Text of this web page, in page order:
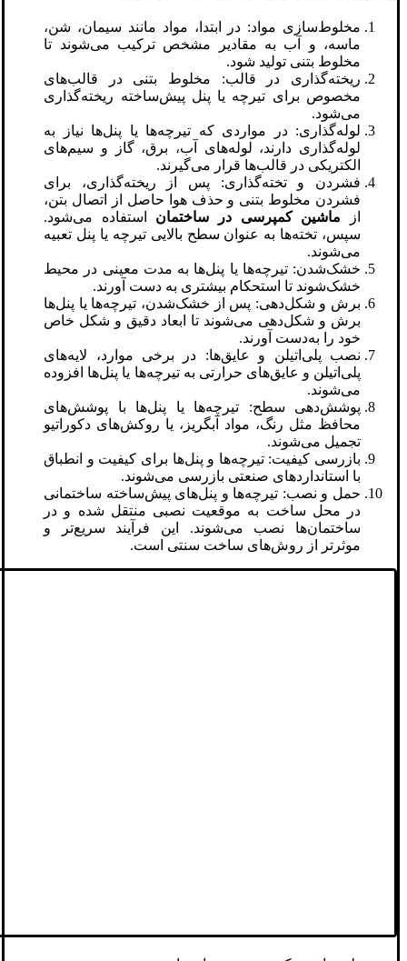
مخلوط‌سازی مواد: در ابتدا، مواد مانند سیمان، شن،
ماسه، و آب به مقادیر مشخص ترکیب می‌شوند تا
مخلوط بتنی تولید شود.
ریخته‌گذاری در قالب: مخلوط بتنی در قالب‌های
مخصوص برای تیرچه یا پنل پیش‌ساخته ریخته‌گذاری
می‌شود.
لوله‌گذاری: در مواردی که تیرچه‌ها یا پنل‌ها نیاز به
لوله‌گذاری دارند، لوله‌های آب، برق، گاز و سیم‌های
الکتریکی در قالب‌ها قرار می‌گیرند.
فشردن و تخته‌گذاری: پس از ریخته‌گذاری، برای
فشردن مخلوط بتنی و حذف هوا حاصل از اتصال بتن،
از ماشین کمپرسی در ساختمان استفاده می‌شود.
سپس، تخته‌ها به عنوان سطح بالایی تیرچه یا پنل تعبیه
می‌شوند.
خشک‌شدن: تیرچه‌ها یا پنل‌ها به مدت معینی در محیط
خشک‌شوند تا استحکام بیشتری به دست آورند.
برش و شکل‌دهی: پس از خشک‌شدن، تیرچه‌ها یا پنل‌ها
برش و شکل‌دهی می‌شوند تا ابعاد دقیق و شکل خاص
خود را به‌دست آورند.
نصب پلی‌اتیلن و عایق‌ها: در برخی موارد، لایه‌های
پلی‌اتیلن و عایق‌های حرارتی به تیرچه‌ها یا پنل‌ها افزوده
می‌شوند.
پوشش‌دهی سطح: تیرچه‌ها یا پنل‌ها با پوشش‌های
محافظ مثل رنگ، مواد آبگریز، یا روکش‌های دکوراتیو
تجمیل می‌شوند.
بازرسی کیفیت: تیرچه‌ها و پنل‌ها برای کیفیت و انطباق
با استانداردهای صنعتی بازرسی می‌شوند.
حمل و نصب: تیرچه‌ها و پنل‌های پیش‌ساخته ساختمانی
در محل ساخت به موقعیت نصبی منتقل شده و در
ساختمان‌ها نصب می‌شوند. این فرآیند سریع‌تر و
موثرتر از روش‌های ساخت سنتی است.